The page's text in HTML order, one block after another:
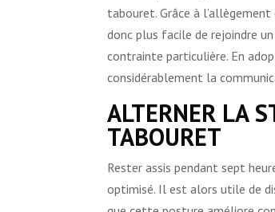
tabouret. Grâce à
donc plus facile de rejoindre
contrainte particulière. En
considérablement la
ALTERNER LA
TABOURET
Rester assis pendant sept
optimisé. Il est alors utile de